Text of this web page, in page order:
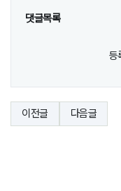
댓글목록
등
이전글 다음글